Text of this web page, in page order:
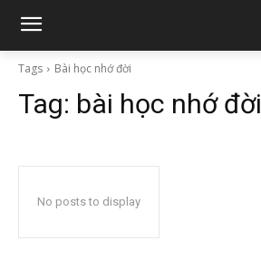
Tags Bài học nhớ đời
Tag: bài học nhớ đời
No posts to display